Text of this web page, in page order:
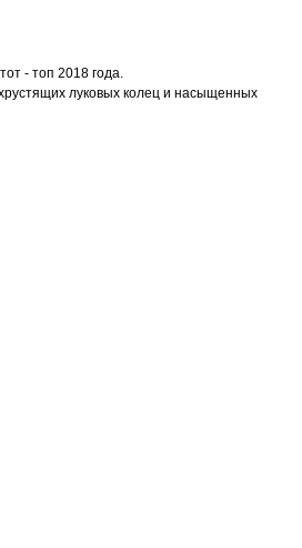
- топ 2018 года.
луковых колец и насыщенных